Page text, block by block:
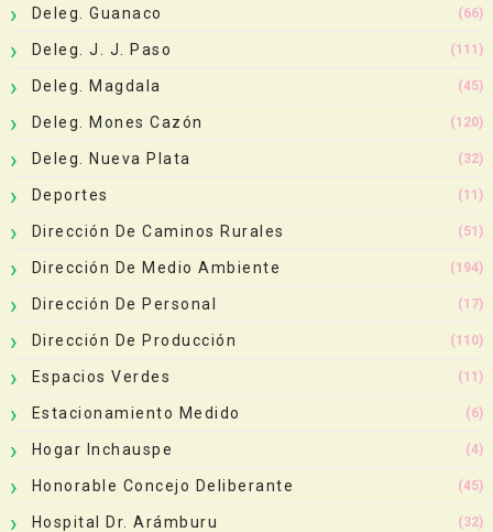
Deleg. Guanaco (66)
Deleg. J. J. Paso (111)
Deleg. Magdala (45)
Deleg. Mones Cazón (120)
Deleg. Nueva Plata (32)
Deportes (11)
Dirección De Caminos Rurales (51)
Dirección De Medio Ambiente (194)
Dirección De Personal (17)
Dirección De Producción (110)
Espacios Verdes (11)
Estacionamiento Medido (6)
Hogar Inchauspe (4)
Honorable Concejo Deliberante (45)
Hospital Dr. Arámburu (32)